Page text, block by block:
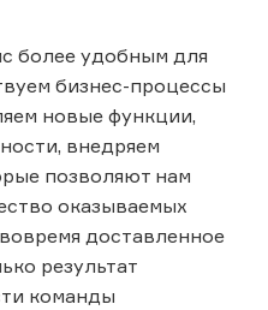
более удобным для
бизнес-процессы
новые функции,
внедряем
позволяют нам
оказываемых
доставленное
результат
команды